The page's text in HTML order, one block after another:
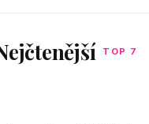
TOP 7